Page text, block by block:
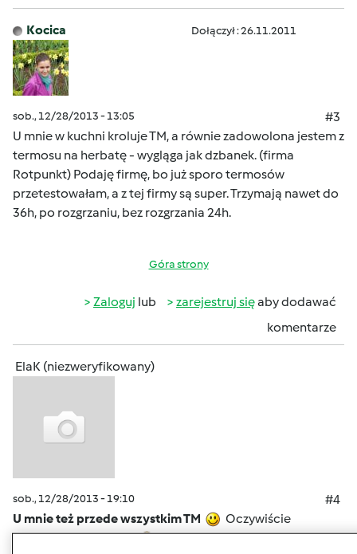
Kocica Dołączył : 26.11.2011
sob., 12/28/2013 - 13:05
#3
U mnie w kuchni kroluje TM, a równie zadowolona jestem z
termosu na herbatę - wygląga jak dzbanek. (firma
Rotpunkt) Podaję firmę, bo już sporo termosów
przetestowałam, a z tej firmy są super. Trzymają nawet do
36h, po rozgrzaniu, bez rozgrzania 24h.
Góra strony
Zaloguj lub zarejestruj sięaby dodawać
komentarze
ElaK (niezweryfikowany)
sob., 12/28/2013 - 19:10
#4
U mnie też przede wszystkim TM
Oczywiście
piekarnik elektryczny
Bardzo chwalę sobie maszynkę